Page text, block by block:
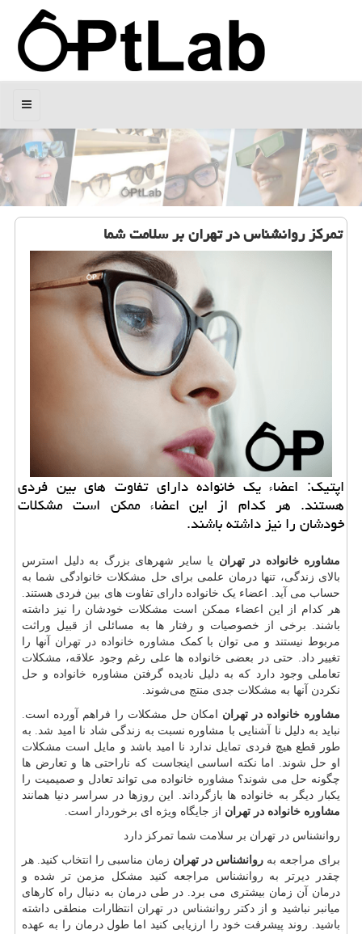
منو
تمركز روانشناس در تهران بر سلامت شما
اپتیك: اعضاء یك خانواده دارای تفاوت های بین فردی
هستند. هر كدام از این اعضاء ممكن است مشكلات
خودشان را نیز داشته باشند.
مشاوره خانواده در تهران یا سایر شهرهای بزرگ به دلیل استرس
بالای زندگی، تنها درمان علمی برای حل مشکلات خانوادگی شما به
حساب می آید. اعضاء یک خانواده دارای تفاوت های بین فردی هستند.
هر کدام از این اعضاء ممکن است مشکلات خودشان را نیز داشته
باشند. برخی از خصوصیات و رفتار ها به مسائلی از قبیل وراثت
مربوط نیستند و می توان با کمک مشاوره خانواده در تهران آنها را
تغییر داد. حتی در بعضی خانواده ها علی رغم وجود علاقه، مشکلات
تعاملی وجود دارد که به دلیل نادیده گرفتن مشاوره خانواده و حل
نکردن آنها به مشکلات جدی منتج می‌شوند.
مشاوره خانواده در تهران امکان حل مشکلات را فراهم آورده است.
نباید به دلیل نا آشنایی با مشاوره نسبت به زندگی شاد نا امید شد. به
طور قطع هیچ فردی تمایل ندارد نا امید باشد و مایل است مشکلات
او حل شوند. اما نکته اساسی اینجاست که ناراحتی ها و تعارض ها
چگونه حل می شوند؟ مشاوره خانواده می تواند تعادل و صمیمیت را
یکبار دیگر به خانواده ها بازگرداند. این روزها در سراسر دنیا همانند
مشاوره خانواده در تهران از جایگاه ویژه ای برخوردار است.
روانشناس در تهران بر سلامت شما تمرکز دارد
برای مراجعه به روانشناس در تهران زمان مناسبی را انتخاب کنید. هر
چقدر دیرتر به روانشناس مراجعه کنید مشکل مزمن تر شده و
درمان آن زمان بیشتری می برد. در طی درمان به دنبال راه کارهای
میانبر نباشید و از دکتر روانشناس در تهران انتظارات منطقی داشته
باشید. روند پیشرفت خود را ارزیابی کنید اما طول درمان را به عهده